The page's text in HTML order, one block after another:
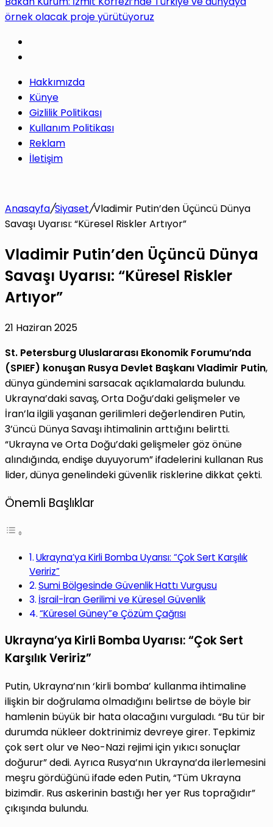
örnek olacak proje yürütüyoruz
Hakkımızda
Künye
Gizlilik Politikası
Kullanım Politikası
Reklam
İletişim
Anasayfa/Siyaset/Vladimir Putin’den Üçüncü Dünya
Savaşı Uyarısı: “Küresel Riskler Artıyor”
Vladimir Putin’den Üçüncü Dünya
Savaşı Uyarısı: “Küresel Riskler
Artıyor”
21 Haziran 2025
St. Petersburg Uluslararası Ekonomik Forumu’nda
(SPIEF) konuşan Rusya Devlet Başkanı Vladimir Putin,
dünya gündemini sarsacak açıklamalarda bulundu.
Ukrayna’daki savaş, Orta Doğu’daki gelişmeler ve
İran’la ilgili yaşanan gerilimleri değerlendiren Putin,
3’üncü Dünya Savaşı ihtimalinin arttığını belirtti.
“Ukrayna ve Orta Doğu’daki gelişmeler göz önüne
alındığında, endişe duyuyorum” ifadelerini kullanan Rus
lider, dünya genelindeki güvenlik risklerine dikkat çekti.
Önemli Başlıklar
Ukrayna’ya Kirli Bomba Uyarısı: “Çok Sert Karşılık
Veririz”
Sumi Bölgesinde Güvenlik Hattı Vurgusu
İsrail-İran Gerilimi ve Küresel Güvenlik
“Küresel Güney”e Çözüm Çağrısı
Ukrayna’ya Kirli Bomba Uyarısı: “Çok Sert
Karşılık Veririz”
Putin, Ukrayna’nın ‘kirli bomba’ kullanma ihtimaline
ilişkin bir doğrulama olmadığını belirtse de böyle bir
hamlenin büyük bir hata olacağını vurguladı. “Bu tür bir
durumda nükleer doktrinimiz devreye girer. Tepkimiz
çok sert olur ve Neo-Nazi rejimi için yıkıcı sonuçlar
doğurur” dedi. Ayrıca Rusya’nın Ukrayna’da ilerlemesini
meşru gördüğünü ifade eden Putin, “Tüm Ukrayna
bizimdir. Rus askerinin bastığı her yer Rus toprağıdır”
çıkışında bulundu.